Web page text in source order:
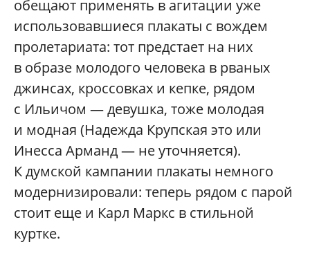
обещают применять в агитации уже
использовавшиеся плакаты с вождем
пролетариата: тот предстает на них
в образе молодого человека в рваных
джинсах, кроссовках и кепке, рядом
с Ильичом — девушка, тоже молодая
и модная (Надежда Крупская это или
Инесса Арманд — не уточняется).
К думской кампании плакаты немного
модернизировали: теперь рядом с парой
стоит еще и Карл Маркс в стильной
куртке.